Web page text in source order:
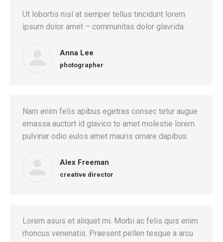
Ut lobortis nisl at semper tellus tincidunt lorem
ipsum dolor amet – communitas dolor glavrida.
Anna Lee
photographer
Nam enim felis apibus egetras consec tetur augue
emassa auctort id glavico to amet molestie lorem
pulvinar odio eulos amet mauris ornare dapibus.
Alex Freeman
creative director
Lorem asuis et aliquet mi. Morbi ac felis quis enim
rhoncus venenatis. Praesent pellen tesque a arcu